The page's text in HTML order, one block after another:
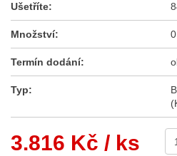
Ušetříte:
Množství:
Termín dodání:
Typ:
3.816 Kč / ks